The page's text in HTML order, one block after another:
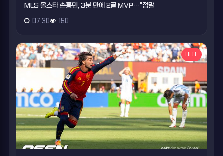
MLS 올스타 손흥민, 3분 만에 2골 MVP…"정말 …
07.30 150
HOT